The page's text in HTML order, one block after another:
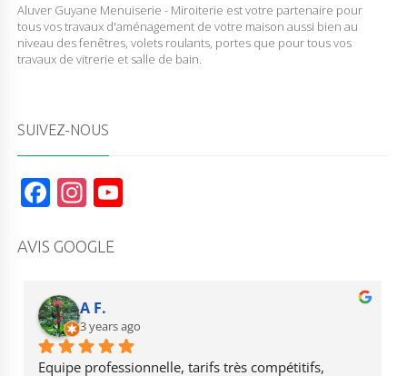
Aluver Guyane Menuiserie - Miroiterie est votre partenaire pour
tous vos travaux d'aménagement de votre maison aussi bien au
niveau des fenêtres, volets roulants, portes que pour tous vos
travaux de vitrerie et salle de bain.
SUIVEZ-NOUS
F
c
b
o
o
In
a
r
a
m
b
e
AVIS GOOGLE
A F.
3 years ago
Equipe professionnelle, tarifs très compétitifs,